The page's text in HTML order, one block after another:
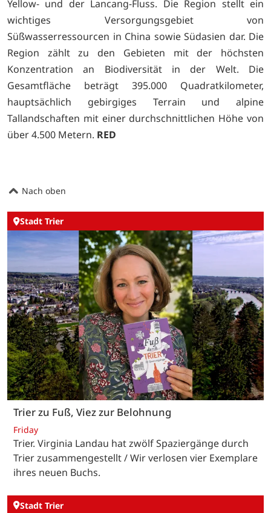
Yellow- und der Lancang-Fluss. Die Region stellt ein
wichtiges Versorgungsgebiet von
Süßwasserressourcen in China sowie Südasien dar. Die
Region zählt zu den Gebieten mit der höchsten
Konzentration an Biodiversität in der Welt. Die
Gesamtfläche beträgt 395.000 Quadratkilometer,
hauptsächlich gebirgiges Terrain und alpine
Tallandschaften mit einer durchschnittlichen Höhe von
über 4.500 Metern. RED
Nach oben
Stadt Trier
Trier zu Fuß, Viez zur Belohnung
Friday
Trier. Virginia Landau hat zwölf Spaziergänge durch
Trier zusammengestellt / Wir verlosen vier Exemplare
ihres neuen Buchs.
Stadt Trier